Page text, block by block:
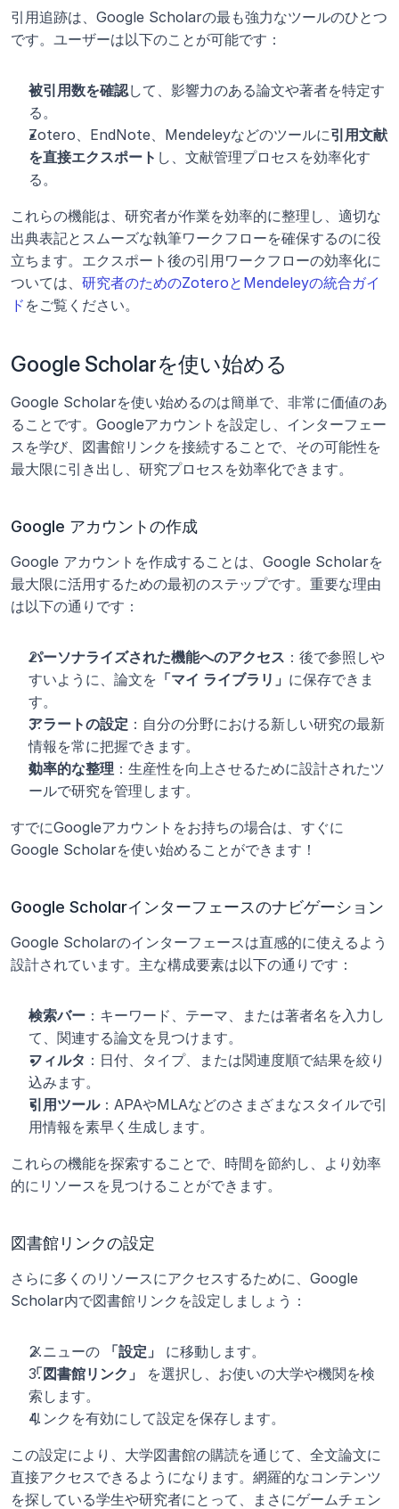
引用追跡は、Google Scholarの最も強力なツールのひとつ
です。ユーザーは以下のことが可能です：
被引用数を確認して、影響力のある論文や著者を特定す
る。
Zotero、EndNote、Mendeleyなどのツールに引用文献
を直接エクスポート し、文献管理プロセスを効率化す
る。
これらの機能は、研究者が作業を効率的に整理し、適切な
出典表記とスムーズな執筆ワークフローを確保するのに役
立ちます。エクスポート後の引用ワークフローの効率化に
ついては、 研究者のためのZoteroとMendeleyの統合ガイ
ド をご覧ください。
Google Scholarを使い始める
Google Scholarを使い始めるのは簡単で、非常に価値のあ
ることです。Googleアカウントを設定し、インターフェー
スを学び、図書館リンクを接続することで、その可能性を
最大限に引き出し、研究プロセスを効率化できます。
Google アカウントの作成
Google アカウントを作成することは、Google Scholarを
最大限に活用するための最初のステップです。重要な理由
は以下の通りです：
パーソナライズされた機能へのアクセス ：後で参照しや
すいように、論文を 「マイ ライブラリ」 に保存できま
す。
アラートの設定 ：自分の分野における新しい研究の最新
情報を常に把握できます。
効率的な整理 ：生産性を向上させるために設計されたツ
ールで研究を管理します。
すでにGoogleアカウントをお持ちの場合は、すぐに
Google Scholarを使い始めることができます！
Google Scholarインターフェースのナビゲーション
Google Scholarのインターフェースは直感的に使えるよう
設計されています。主な構成要素は以下の通りです：
検索バー ：キーワード、テーマ、または著者名を入力し
て、関連する論文を見つけます。
フィルタ ：日付、タイプ、または関連度順で結果を絞り
込みます。
引用ツール：APAやMLAなどのさまざまなスタイルで引
用情報を素早く生成します。
これらの機能を探索することで、時間を節約し、より効率
的にリソースを見つけることができます。
図書館リンクの設定
さらに多くのリソースにアクセスするために、Google
Scholar内で図書館リンクを設定しましょう：
メニューの 「設定」
に移動します。
「図書館リンク」
を選択し、お使いの大学や機関を検
索します。
リンクを有効にして設定を保存します。
この設定により、大学図書館の購読を通じて、全文論文に
直接アクセスできるようになります。網羅的なコンテンツ
を探している学生や研究者にとって、まさにゲームチェン